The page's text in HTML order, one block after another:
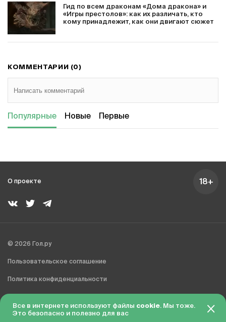
Гид по всем драконам «Дома дракона» и
«Игры престолов»: как их различать, кто
кому принадлежит, как они двигают сюжет
КОММЕНТАРИИ (0)
Популярные Новые Первые
О проекте 18+
© 2026 Гол.ру
Пользовательское соглашение
Политика конфиденциальности
Все в интернете используют файлы cookie. Мы тоже.
Это безопасно и полезно для вас